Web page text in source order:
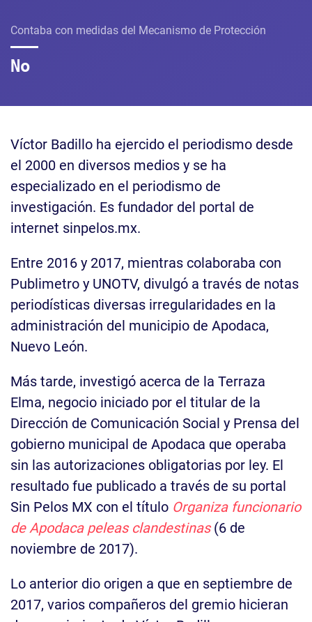
Contaba con medidas del Mecanismo de Protección
No
Víctor Badillo ha ejercido el periodismo desde
el 2000 en diversos medios y se ha
especializado en el periodismo de
investigación. Es fundador del portal de
internet sinpelos.mx.
Entre 2016 y 2017, mientras colaboraba con
Publimetro y UNOTV, divulgó a través de notas
periodísticas diversas irregularidades en la
administración del municipio de Apodaca,
Nuevo León.
Más tarde, investigó acerca de la Terraza
Elma, negocio iniciado por el titular de la
Dirección de Comunicación Social y Prensa del
gobierno municipal de Apodaca que operaba
sin las autorizaciones obligatorias por ley. El
resultado fue publicado a través de su portal
Sin Pelos MX con el título Organiza funcionario
de Apodaca peleas clandestinas (6 de
noviembre de 2017).
Lo anterior dio origen a que en septiembre de
2017, varios compañeros del gremio hicieran